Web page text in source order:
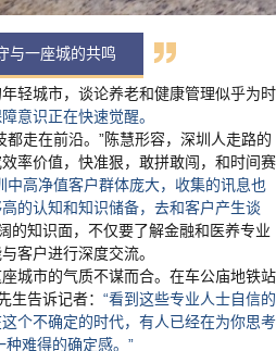
与一座城的共鸣
轻城市，谈论养老和健康管理似乎为时
意识正在快速觉醒。
走在前沿。”陈慧形容，深圳人走路的
率价值，快准狠，敢拼敢闯，和时间赛
中高净值客户群体庞大，收集的讯息也
的认知和知识储备，去和客户产生谈
的知识面，不仅要了解金融和医养专业
客户进行深度交流。
城市的气质不谋而合。在车公庙地铁站
生告诉记者： “看到这些专业人士自信的
个不确定的时代，有人已经在为你思考
难得的确定感。”